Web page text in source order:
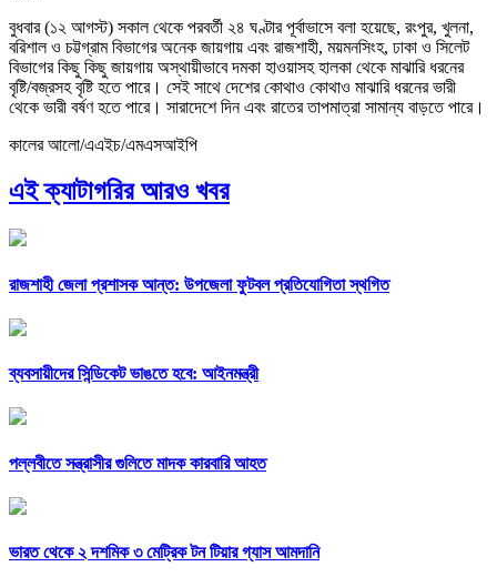
বুধবার (১২ আগস্ট) সকাল থেকে পরবর্তী ২৪ ঘণ্টার পূর্বাভাসে বলা হয়েছে, রংপুর, খুলনা,
বরিশাল ও চট্টগ্রাম বিভাগের অনেক জায়গায় এবং রাজশাহী, ময়মনসিংহ, ঢাকা ও সিলেট
বিভাগের কিছু কিছু জায়গায় অস্থায়ীভাবে দমকা হাওয়াসহ হালকা থেকে মাঝারি ধরনের
বৃষ্টি/বজ্রসহ বৃষ্টি হতে পারে। সেই সাথে দেশের কোথাও কোথাও মাঝারি ধরনের ভারী
থেকে ভারী বর্ষণ হতে পারে। সারাদেশে দিন এবং রাতের তাপমাত্রা সামান্য বাড়তে পারে।
কালের আলো/এএইচ/এমএসআইপি
এই ক্যাটাগরির আরও খবর
রাজশাহী জেলা প্রশাসক আন্ত: উপজেলা ফুটবল প্রতিযোগিতা স্থগিত
ব্যবসায়ীদের সিন্ডিকেট ভাঙতে হবে: আইনমন্ত্রী
পল্লবীতে সন্ত্রাসীর গুলিতে মাদক কারবারি আহত
ভারত থেকে ২ দশমিক ৩ মেট্রিক টন টিয়ার গ্যাস আমদানি